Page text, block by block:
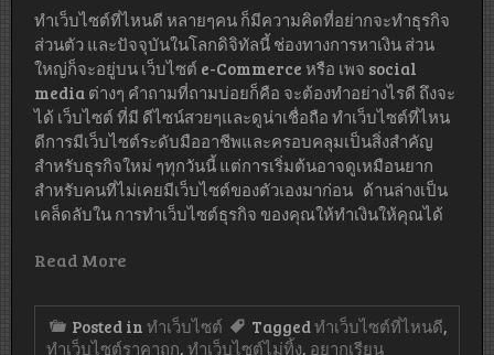
ทําเว็บไซต์ที่ไหนดี หลายๆคน ก็มีความคิดที่อย่ากจะทำธุรกิจ
ส่วนตัว และปัจจุบันในโลกดิจิทัลนี้ ช่องทางการหาเงิน ส่วน
ใหญ่ก็จะอยู่บน เว็บไซต์ e-Commerce หรือ เพจ social
media ต่างๆ คำถามที่ถามบ่อยก็คือ จะต้องทำอย่างไรดี ถึงจะ
ได้ เว็บไซต์ ที่มี ดีไซน์สวยๆและดูน่าเชื่อถือ ทําเว็บไซต์ที่ไหน
ดีการมีเว็บไซต์ระดับมืออาชีพและครอบคลุมเป็นสิ่งสำคัญ
สำหรับธุรกิจใหม่ ๆทุกวันนี้ แต่การเริ่มต้นอาจดูเหมือนยาก
สำหรับคนที่ไม่เคยมีเว็บไซต์ของตัวเองมาก่อน ด้านล่างเป็น
เคล็ดลับใน การทำเว็บไซต์ธุรกิจ ของคุณให้ทำเงินให้คุณได้
Read More
Posted in ทำเว็บไซต์ Tagged ทำเว็บไซต์ที่ไหนดี,
ทำเว็บไซต์ราคาถูก, ทำเว็บไซต์ไม่ทิ้ง, อยากเรียน